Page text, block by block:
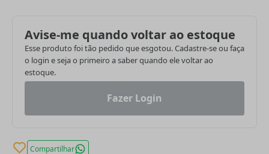
Avise-me quando voltar ao estoque
Esse produto foi tão pedido que esgotou. Cadastre-se ou faça
o login e seja o primeiro a saber quando ele voltar ao
estoque.
Fazer Login
Compartilhar